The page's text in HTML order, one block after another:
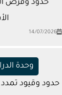
حدود وفرص
14/07/2026
وحدة
حدود وقيود تمدد